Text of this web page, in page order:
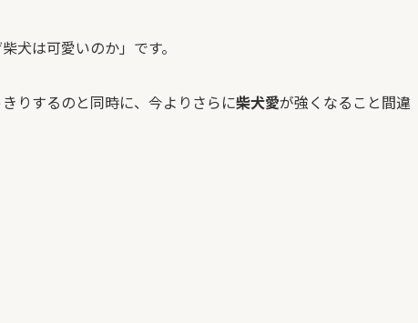
犬は可愛いのか」です。
りするのと同時に、今よりさらに柴犬愛が強くなること間違